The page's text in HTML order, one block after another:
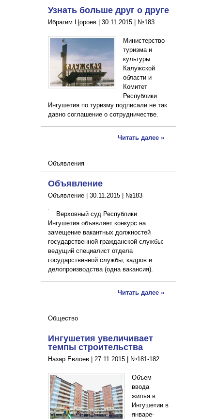
Узнать больше друг о друге
Ибрагим Цороев | 30.11.2015 №183
Министерство
туризма и
культуры
Калужской
области и
Комитет
Республики
Ингушетия по туризму подписали не так
давно соглашение о сотрудничестве.
Читать далее »
Объявления
Объявление
Объявление | 30.11.2015 №183
Верховный суд Республики
Ингушетия объявляет конкурс на
замещение вакантных должностей
государственной гражданской службы:
ведущий специалист отдела
государственной службы, кадров и
делопроизводства (одна вакансия).
Читать далее »
Общество
Ингушетия увеличивает
темпы строительства
Назар Евлоев | 27.11.2015 №181-182
Объем
ввода
жилья в
Ингушетии в
январе-